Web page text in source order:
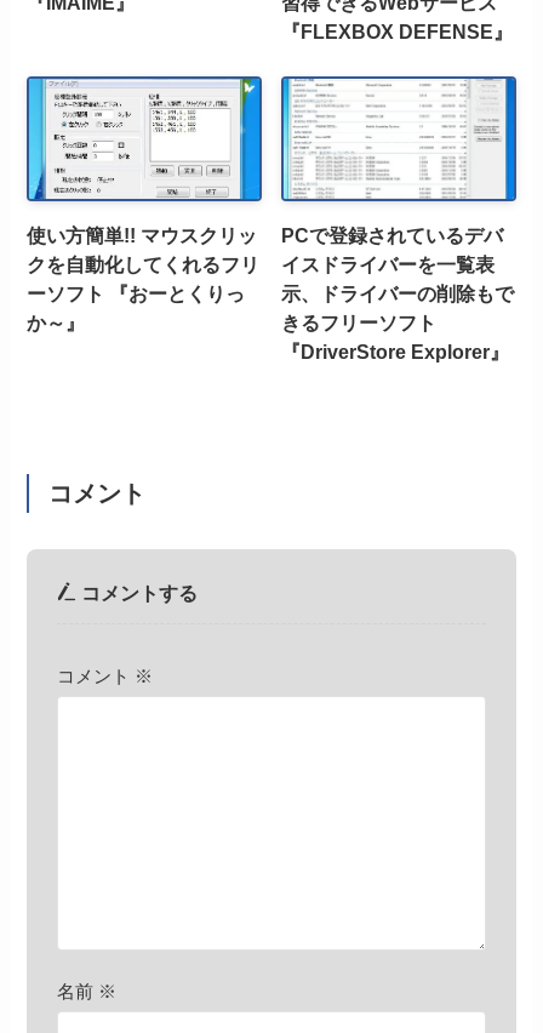
『FLEXBOX DEFENSE』
使い方簡単!! マウスクリッ
クを自動化してくれるフリ
ーソフト 『おーとくりっ
か～』
PCで登録されているデバ
イスドライバーを一覧表
示、ドライバーの削除もで
きるフリーソフト
『DriverStore Explorer』
コメント
コメントする
コメント ※
名前 ※